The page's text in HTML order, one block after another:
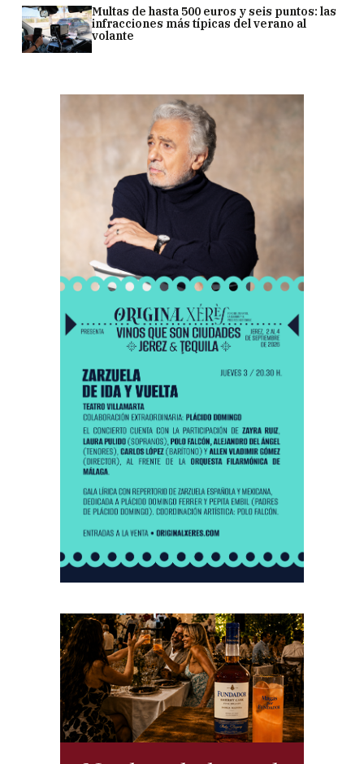
Multas de hasta 500 euros y seis puntos: las
infracciones más típicas del verano al
volante